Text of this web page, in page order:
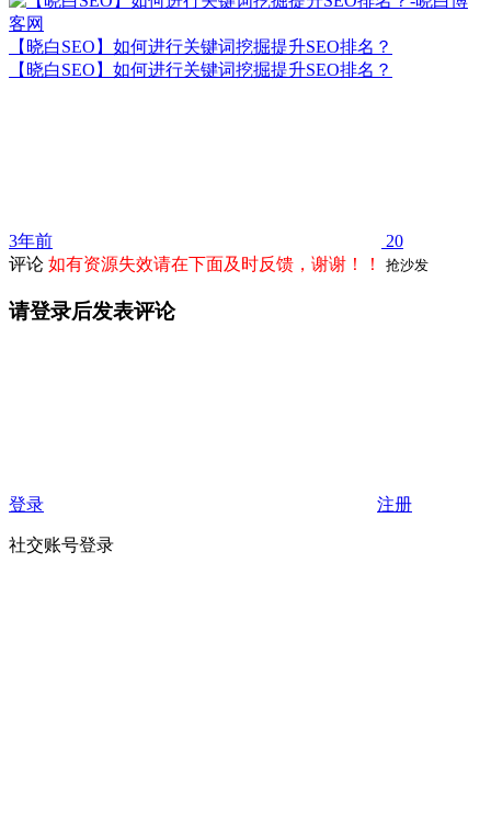
【晓白SEO】如何进行关键词挖掘提升SEO排名？
【晓白SEO】如何进行关键词挖掘提升SEO排名？
3年前
20
评论 如有资源失效请在下面及时反馈，谢谢！！ 抢沙发
请登录后发表评论
登录 注册
社交账号登录